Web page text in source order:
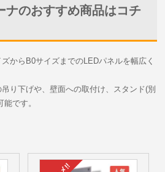
ナのおすすめ商品はコチ
からB0サイズまでのLEDパネルを幅広く
り下げや、壁面への取付け、スタンド(別
です。